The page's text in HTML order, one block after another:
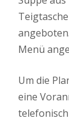
Menü
Um die
eine